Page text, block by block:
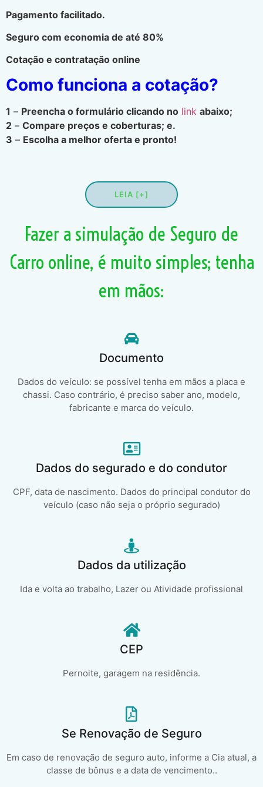
Pagamento facilitado.
Seguro com economia de até 80%
Cotação e contratação online
Como funciona a cotação?
1 – Preencha o formulário clicando no link abaixo;
2 – Compare preços e coberturas; e.
3 – Escolha a melhor oferta e pronto!
LEIA [+]
Fazer a simulação de Seguro de
Carro online, é muito simples; tenha
em mãos:
Documento
Dados do veículo: se possível tenha em mãos a placa e
chassi. Caso contrário, é preciso saber ano, modelo,
fabricante e marca do veículo.
Dados do segurado e do condutor
CPF, data de nascimento. Dados do principal condutor do
veículo (caso não seja o próprio segurado)
Dados da utilização
Ida e volta ao trabalho, Lazer ou Atividade profissional
CEP
Pernoite, garagem na residência.
Se Renovação de Seguro
Em caso de renovação de seguro auto, informe a Cia atual, a
classe de bônus e a data de vencimento..